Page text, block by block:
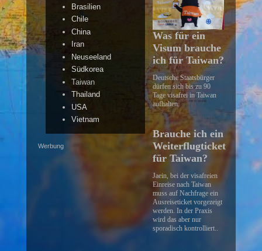
Brasilien
Chile
China
Iran
Neuseeland
Südkorea
Taiwan
Thailand
USA
Vietnam
Werbung
Was für ein
Visum brauche
ich für Taiwan?
Deutsche Staatsbürger
dürfen sich bis zu 90
Tage visafrei in Taiwan
aufhalten.
Brauche ich ein
Weiterflugticket
für Taiwan?
Jaein, bei der visafreien
Einreise nach Taiwan
muss auf Nachfrage ein
Ausreiseticket vorgezeigt
werden. In der Praxis
wird das aber nur
sporadisch kontrolliert..